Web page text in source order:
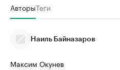
АвторыТеги
Наиль Байназаров
Максим Окунев